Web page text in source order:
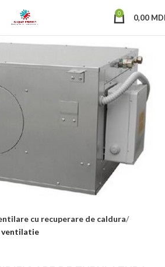
0 0,00
cu recuperare de caldura
ventilatie